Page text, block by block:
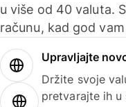
u više od 40 valuta.
računu, kad god
Upravljajte
Držite svoje
pretvarajte ih u